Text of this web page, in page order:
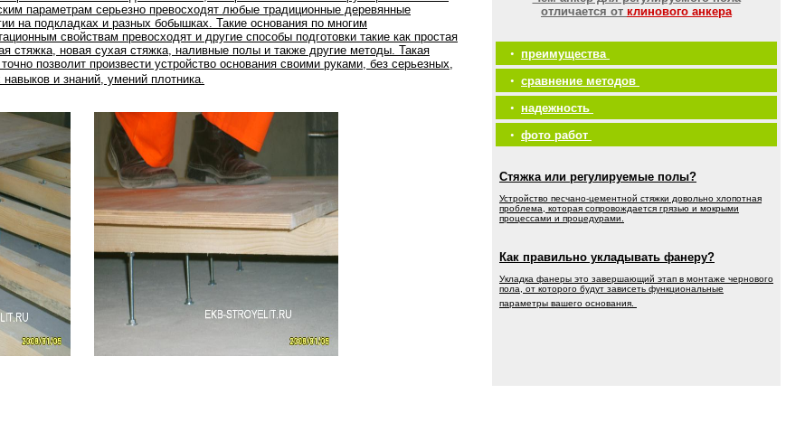
параметрам серьезно превосходят любые традиционные деревянные
на подкладках и разных бобышках. Такие основания по многим
свойствам превосходят и другие способы подготовки такие как простая
стяжка, новая сухая стяжка, наливные полы и также другие методы. Такая
позволит произвести устройство основания своими руками, без серьезных,
и знаний, умений плотника.
отличается от клинового анкера
• преимущества
• сравнение методов
• надежность
• фото работ
Стяжка или регулируемые полы?
Устройство песчано-цементной стяжки довольно хлопотная
проблема, которая сопровождается грязью и мокрыми
процессами и процедурами.
Как правильно укладывать фанеру?
Укладка фанеры это завершающий этап в монтаже чернового
пола, от которого будут зависеть функциональные
параметры вашего основания.